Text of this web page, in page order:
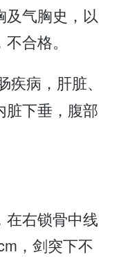
及气胸史，以
合格。
疾病，肝脏、
脏下垂，腹部
在右锁骨中线
，剑突下不